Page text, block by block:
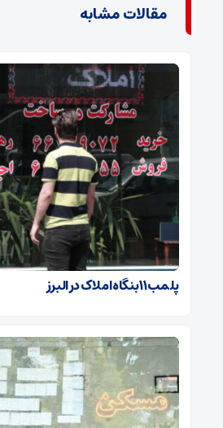
مقالات مشابه
پلمب ۱۱ بنگاه املاک در البرز